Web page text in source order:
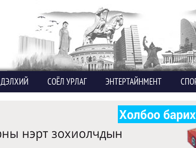
ДЭЛХИЙ СОЁЛ УРЛАГ ЭНТЕРТАЙНМЕНТ